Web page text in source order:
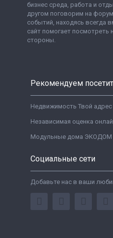
бизнес среда, работа и
другом поговорим на
событий, находясь всегда
сайт помогает посмотреть
стороны.
Рекомендуем
Недвижимость Твой адрес
Независимая оценка
Модульные дома ЭКОДОМ
Социальные сети
Добавьте нас в ваши